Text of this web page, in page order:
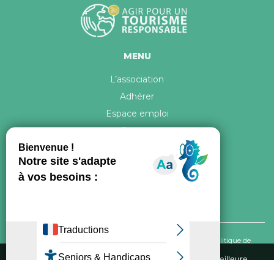
MENU
L’association
Adhérer
Espace emploi
Contact
Politique de
confidentialité